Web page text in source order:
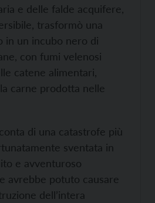
e delle falde acquifere,
trasformò una
in un incubo nero di
con fumi velenosi
catene alimentari,
carne prodotta nelle
di una catastrofe più
sventata in
e avventuroso
avrebbe potuto causare
dell’intera